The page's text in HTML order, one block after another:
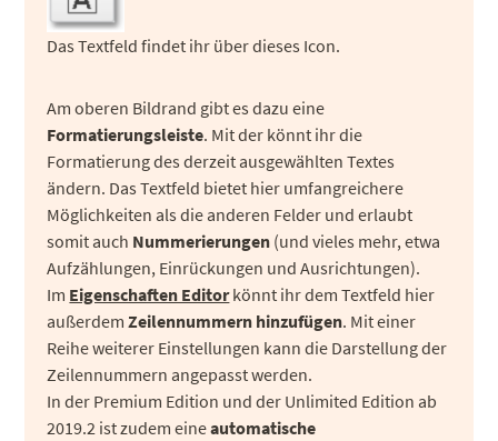
Das Textfeld findet ihr über dieses Icon.
Am oberen Bildrand gibt es dazu eine
Formatierungsleiste. Mit der könnt ihr die
Formatierung des derzeit ausgewählten Textes
ändern. Das Textfeld bietet hier umfangreichere
Möglichkeiten als die anderen Felder und erlaubt
somit auch Nummerierungen (und vieles mehr, etwa
Aufzählungen, Einrückungen und Ausrichtungen).
Im Eigenschaften Editorkönnt ihr dem Textfeld hier
außerdemZeilennummern hinzufügen. Mit einer
Reihe weiterer Einstellungen kann die Darstellung der
Zeilennummern angepasst werden.
In der Premium Edition und der Unlimited Edition ab
2019.2 ist zudem eineautomatische